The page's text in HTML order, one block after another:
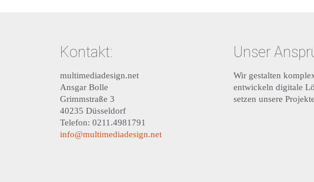
Kontakt:
multimediadesign.net
Ansgar Bolle
Grimmstraße 3
40235 Düsseldorf
Telefon: 0211.4981791
info@multimediadesign.net
Unser
Wir gestalten
entwickeln digitale
setzen unsere